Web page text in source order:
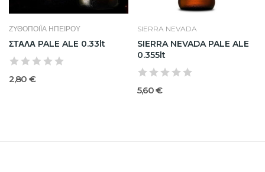
ΖΥΘΟΠΟΙΪΑ ΗΠΕΙΡΟΥ
ΣΤΑΛΑ PALE ALE 0.33lt
2,80 €
SIERRA NEVADA
SIERRA NEVADA PALE ALE
0.355lt
5,60 €